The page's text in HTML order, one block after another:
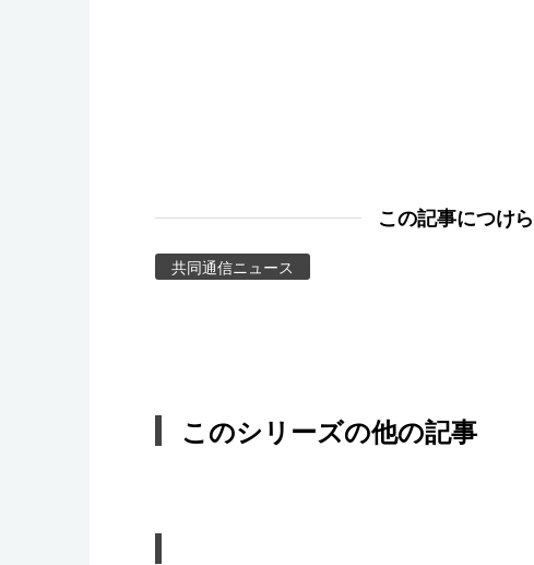
この記事につけ
共同通信ニュース
このシリーズの他の記事